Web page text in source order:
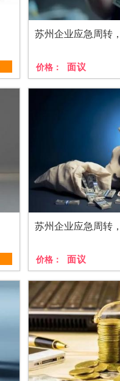
苏州企业应急周转
价格： 面议
苏州企业应急周转
价格： 面议